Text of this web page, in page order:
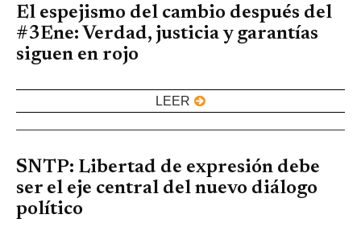
El espejismo del cambio después del
#3Ene: Verdad, justicia y garantías
siguen en rojo
LEER
SNTP: Libertad de expresión debe
ser el eje central del nuevo diálogo
político